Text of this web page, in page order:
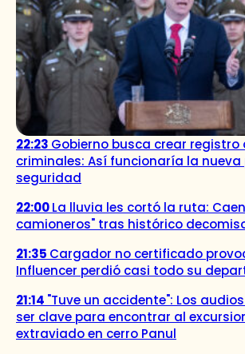
22:23 Gobierno busca crear registro
criminales: Así funcionaría la
seguridad
22:00La lluvia les cortó la ruta:
camioneros" tras histórico
21:35 Cargador no certificado
Influencer perdió casi todo su
21:14 "Tuve un accidente": Los
ser clave para encontrar al
extraviado en cerro Panul